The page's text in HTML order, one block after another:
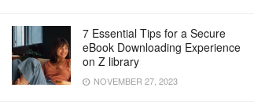
7 Essential Tips for a Secure
eBook Downloading Experience
on Z library
NOVEMBER 27, 2023